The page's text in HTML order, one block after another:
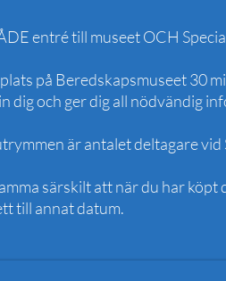
entré till museet OCH
på Beredskapsmuseet 30
dig och ger dig all nödvändig
är antalet deltagare
särskilt att när du har
till annat datum.